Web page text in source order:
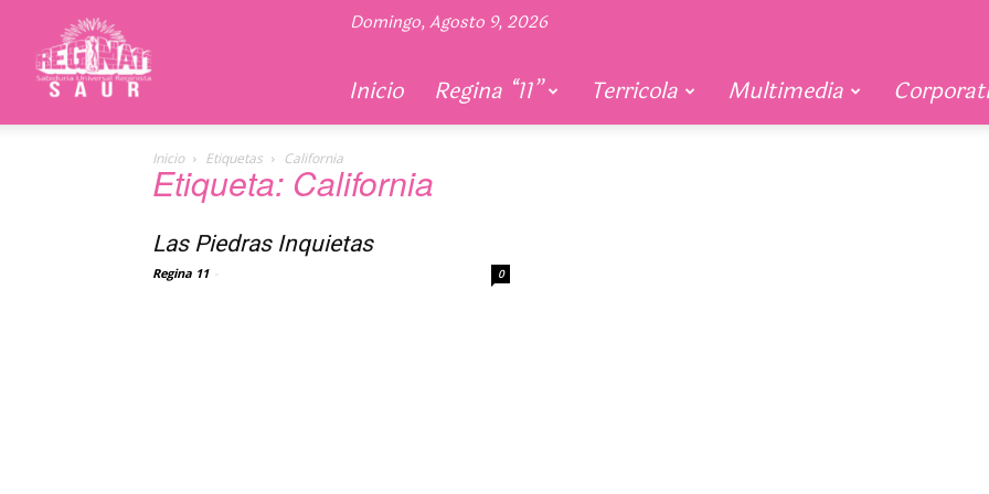
Domingo, Agosto 9, 2026
Inicio Regina “11” Terricola Multimedia
Inicio Etiquetas California
Etiqueta: California
Las Piedras Inquietas
Regina 11 0